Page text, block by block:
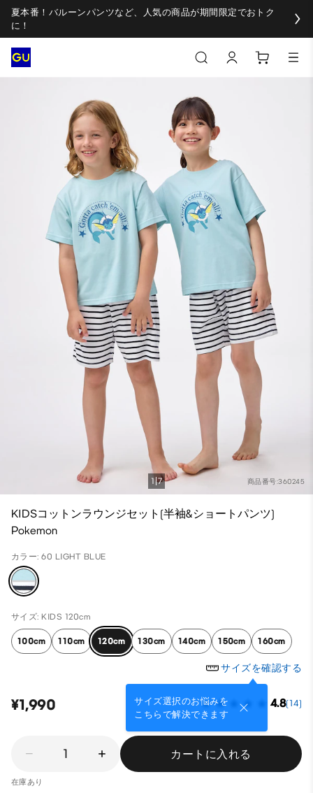
夏本番！バルーンパンツなど、人気の商品が期間限定でおトク
に！
商品番号:360245
1 7
KIDSコットンラウンジセット(半袖&ショートパンツ)
Pokemon
カラー: 60 LIGHT BLUE
サイズ: KIDS 120cm
100cm 110cm 120cm 130cm 140cm 150cm 160cm
サイズを確認する
サイズ選択のお悩みを
こちらで解決できます
¥1,990 4.8(14)
1 カートに入れる
在庫あり